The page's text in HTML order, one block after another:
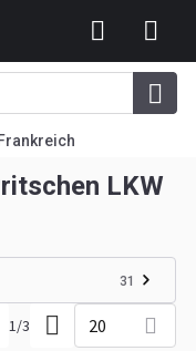
LKW
31
1/3 20